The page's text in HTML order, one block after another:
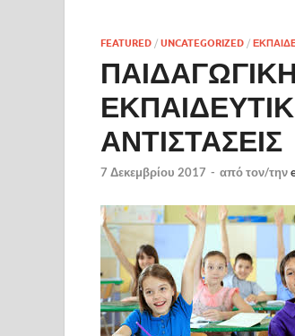
FEATURED / UNCATEGORIZED /
ΑΝΤΙΣΤΑΣΕΙΣ
7 Δεκεμβρίου 2017 - από τον/την